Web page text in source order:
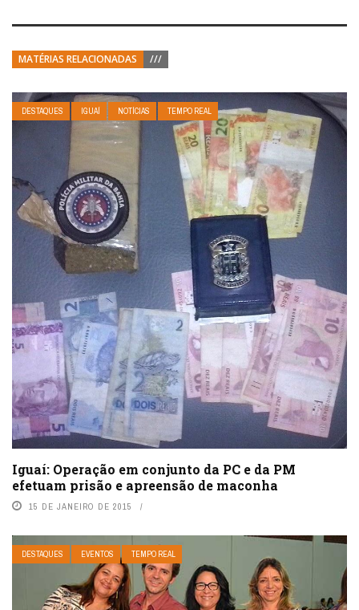
MATÉRIAS RELACIONADAS ///
DESTAQUES IGUAÍ NOTÍCIAS TEMPO REAL
Iguaí: Operação em conjunto da PC e da PM
efetuam prisão e apreensão de maconha
15 DE JANEIRO DE 2015
DESTAQUES EVENTOS TEMPO REAL